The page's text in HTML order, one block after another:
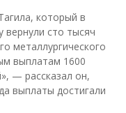
который в
вернули сто тысяч
металлургического
выплатам 1600
— рассказал он,
выплаты достигали